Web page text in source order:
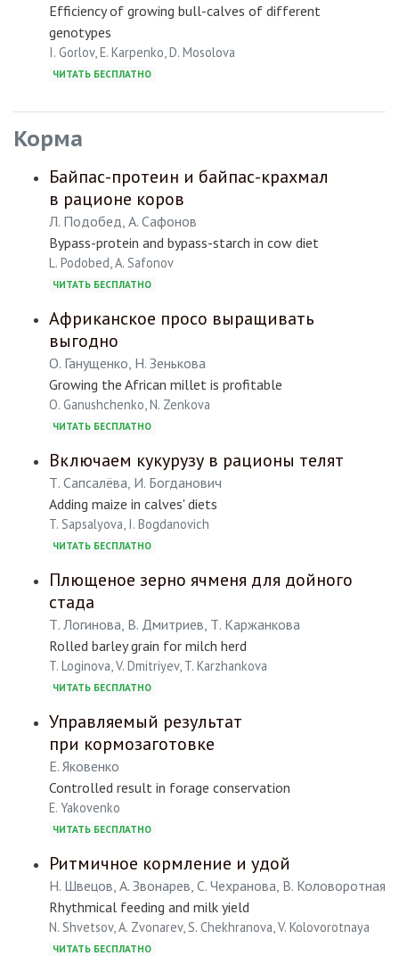
Efficiency of growing bull-calves of different
genotypes
I. Gorlov, E. Karpenko, D. Mosolova
ЧИТАТЬ БЕСПЛАТНО
Корма
Байпас-протеин и байпас-крахмал
в рационе коров
Л. Подобед, А. Сафонов
Bypass-protein and bypass-starch in cow diet
L. Podobed, A. Safonov
ЧИТАТЬ БЕСПЛАТНО
Африканское просо выращивать
выгодно
О. Ганущенко, Н. Зенькова
Growing the African millet is profitable
O. Ganushchenko, N. Zenkova
ЧИТАТЬ БЕСПЛАТНО
Включаем кукурузу в рационы телят
Т. Сапсалёва, И. Богданович
Adding maize in calves' diets
T. Sapsalyova, I. Bogdanovich
ЧИТАТЬ БЕСПЛАТНО
Плющеное зерно ячменя для дойного
стада
Т. Логинова, В. Дмитриев, Т. Каржанкова
Rolled barley grain for milch herd
T. Loginova, V. Dmitriyev, T. Karzhankova
ЧИТАТЬ БЕСПЛАТНО
Управляемый результат
при кормозаготовке
Е. Яковенко
Controlled result in forage conservation
E. Yakovenko
ЧИТАТЬ БЕСПЛАТНО
Ритмичное кормление и удой
Н. Швецов, А. Звонарев, С. Чехранова, В. Коловоротная
Rhythmical feeding and milk yield
N. Shvetsov, A. Zvonarev, S. Chekhranova, V. Kolovorotnaya
ЧИТАТЬ БЕСПЛАТНО